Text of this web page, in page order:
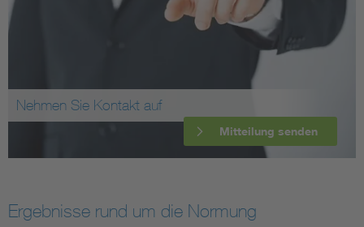
Nehmen Sie Kontakt auf
Mitteilung senden
Ergebnisse rund um die Normung